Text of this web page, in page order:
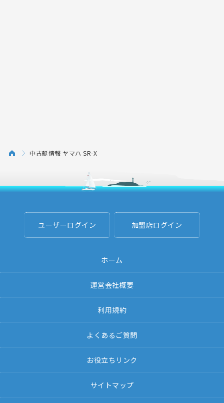
中古艇情報 ヤマハ SR-X
ユーザーログイン 加盟店ログイン
ホーム
運営会社概要
利用規約
よくあるご質問
お役立ちリンク
サイトマップ